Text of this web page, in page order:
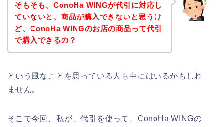
そもそも、ConoHa WINGが代引に対応し
ていないと、商品が購入できないと思うけ
ど、ConoHa WINGのお店の商品って代引
で購入できるの？
という風なことを思っている人も中にはいるかもしれ
ません。
そこで今回、私が、代引を使って、ConoHa WINGの